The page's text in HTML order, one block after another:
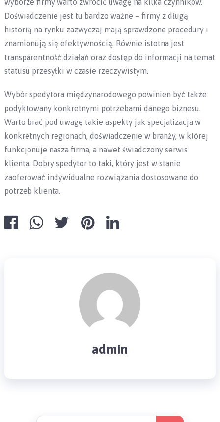
wyborze firmy warto zwrócić uwagę na kilka czynników.
Doświadczenie jest tu bardzo ważne – firmy z długą
historią na rynku zazwyczaj mają sprawdzone procedury i
znamionują się efektywnością. Równie istotna jest
transparentność działań oraz dostęp do informacji na temat
statusu przesyłki w czasie rzeczywistym.
Wybór spedytora międzynarodowego powinien być także
podyktowany konkretnymi potrzebami danego biznesu.
Warto brać pod uwagę takie aspekty jak specjalizacja w
konkretnych regionach, doświadczenie w branży, w której
funkcjonuje nasza firma, a nawet świadczony serwis
klienta. Dobry spedytor to taki, który jest w stanie
zaoferować indywidualne rozwiązania dostosowane do
potrzeb klienta.
admin